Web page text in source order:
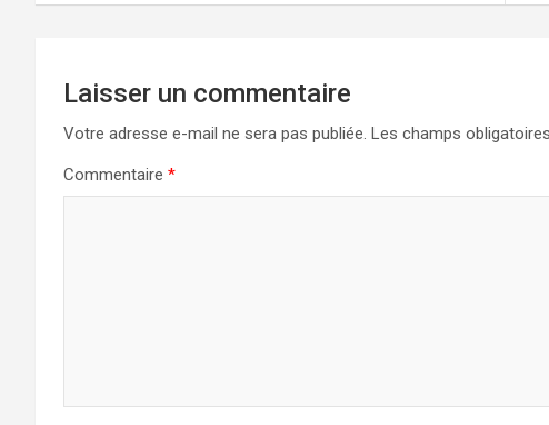
Laisser un commentaire
Votre adresse e-mail ne sera pas publiée. Les champs
Commentaire *